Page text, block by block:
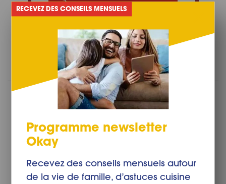
Acheter maintenant
Avez-vous trouvé cet article utile ?
ou
Avez-vous une question sur ce sujet ?Contactez-nous
RECEVEZ DES CONSEILS MENSUELS
Programme newsletter
Okay
Recevez des conseils mensuels autour
de la vie de famille, d’astuces cuisine